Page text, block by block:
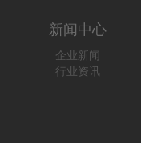
新闻中心
企业新闻
行业资讯